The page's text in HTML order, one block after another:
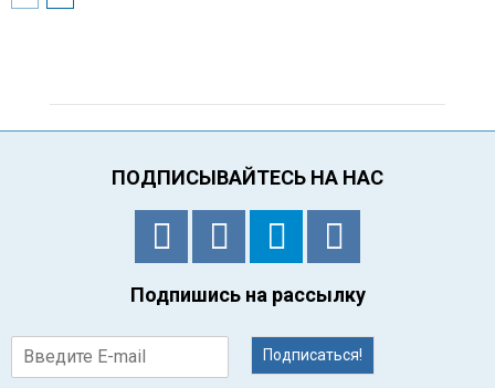
ПОДПИСЫВАЙТЕСЬ НА НАС
Подпишись на рассылку
Подписаться!